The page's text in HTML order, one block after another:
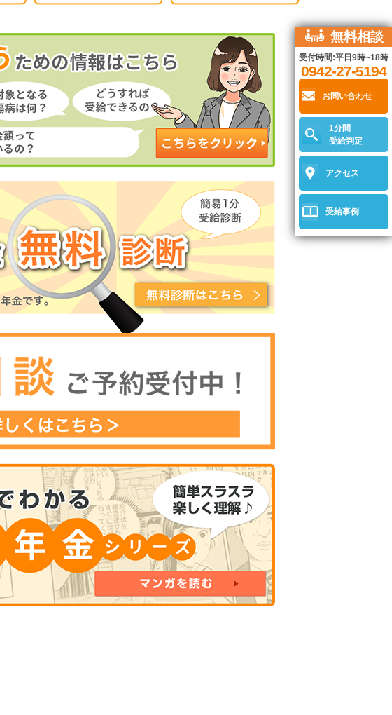
無料相談
受付時間:平日9時~18時
0942-27-5194
お問い合わせ
1分間
受給判定
アクセス
受給事例